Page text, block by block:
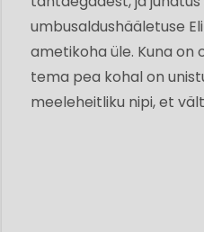
umbusaldushääletuse
ametikoha üle. Kuna on
tema pea kohal on
meeleheitliku nipi, et